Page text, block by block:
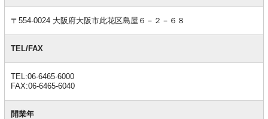
〒554-0024 大阪府大阪市此花区島屋６－２－６８
TEL/FAX
TEL:06-6465-6000
FAX:06-6465-6040
開業年